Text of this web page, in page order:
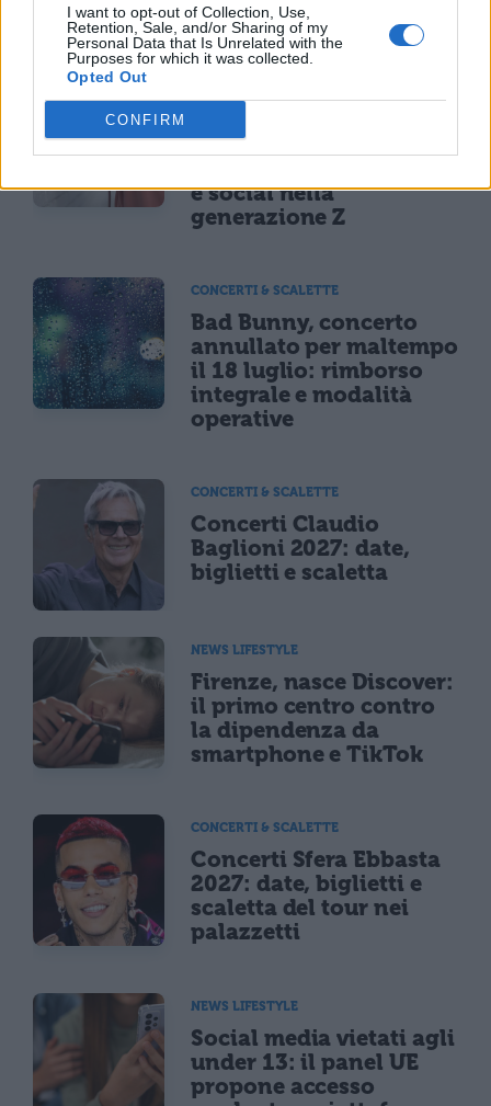
I want to opt-out of Collection, Use,
Retention, Sale, and/or Sharing of my
Personal Data that Is Unrelated with the
Purposes for which it was collected.
Opted Out
CONFIRM
dell'età
sei a rischio: l'allarme
e social nella
generazione Z
CONCERTI & SCALETTE
Bad Bunny, concerto
annullato per maltempo
il 18 luglio: rimborso
integrale e modalità
operative
CONCERTI & SCALETTE
Concerti Claudio
Baglioni 2027: date,
biglietti e scaletta
NEWS LIFESTYLE
Firenze, nasce Discover:
il primo centro contro
la dipendenza da
smartphone e TikTok
CONCERTI & SCALETTE
Concerti Sfera Ebbasta
2027: date, biglietti e
scaletta del tour nei
palazzetti
NEWS LIFESTYLE
Social media vietati agli
under 13: il panel UE
propone accesso